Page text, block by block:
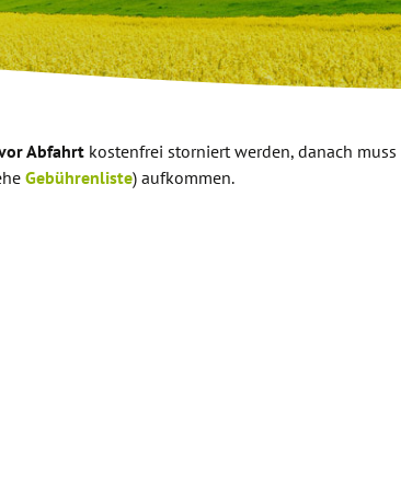
Abfahrt kostenfrei storniert werden, danach muss
Gebührenliste) aufkommen.